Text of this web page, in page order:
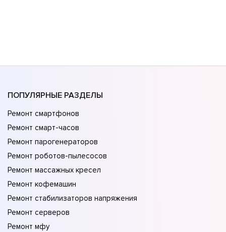
ПОПУЛЯРНЫЕ РАЗДЕЛЫ
Ремонт смартфонов
Ремонт смарт-часов
Ремонт парогенераторов
Ремонт роботов-пылесосов
Ремонт массажных кресел
Ремонт кофемашин
Ремонт стабилизаторов напряжения
Ремонт серверов
Ремонт мфу